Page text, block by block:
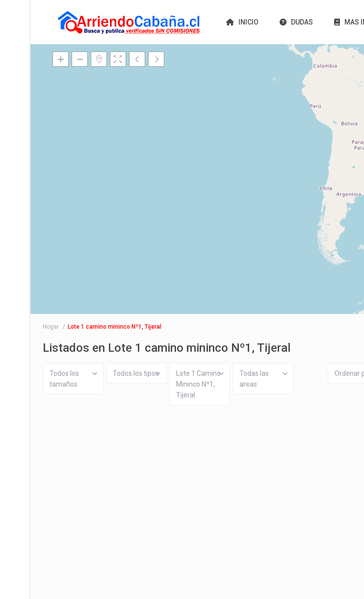
INICIO DUDAS MAS
Cargando mapas
Hogar Lote 1 camino mininco Nº1, Tijeral
Listados en Lote 1 camino mininco Nº1, Tijeral
Todos los
tamaños
Todos los tipos
Lote 1 Camino
Mininco Nº1,
Tijeral
Todas las
areas
Ordenar